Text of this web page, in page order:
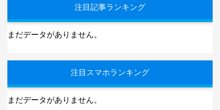
注目記事ランキング
まだデータがありません。
注目スマホランキング
まだデータがありません。